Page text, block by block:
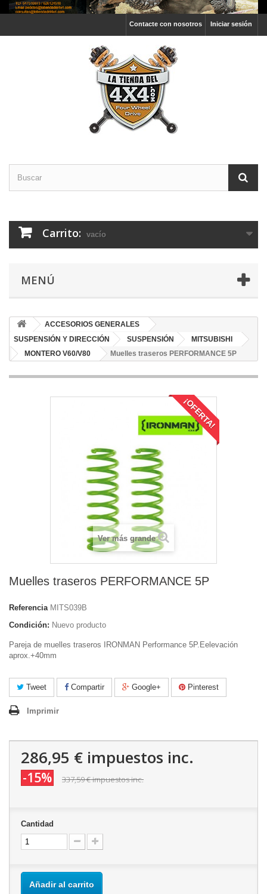
Iniciar sesión
Contacte con nosotros
Carrito: vacío
MENÚ
ACCESORIOS GENERALES
SUSPENSIÓN Y DIRECCIÓN
SUSPENSIÓN
MITSUBISHI
MONTERO V60/V80
Muelles traseros PERFORMANCE 5P
¡OFERTA!
Ver más grande
Muelles traseros PERFORMANCE 5P
Referencia MITS039B
Condición: Nuevo producto
Pareja de muelles traseros IRONMAN Performance 5P.Eelevación
aprox.+40mm
Tweet Compartir Google+ Pinterest
Imprimir
286,95 € impuestos inc.
-15% 337,59 €impuestos inc.
Cantidad
Añadir al carrito